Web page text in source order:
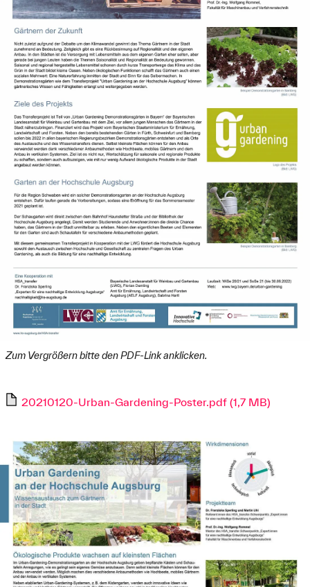
Zum Vergrößern bitte den PDF-Link anklicken.
20210120-Urban-Gardening-Poster.pdf (1,7 MB)